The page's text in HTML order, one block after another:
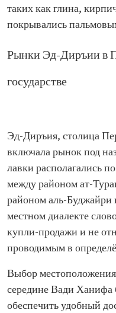
таких как глина,
покрывались
Рынки Эд-Диръии в
государстве
Эд-Диръия, столица
включала рынок под
лавки располагались
между районом ат-
районом аль-Буджайри
местном диалекте
купли-продажи и не
проводимым в
Выбор
середине Вади Ханифа
обеспечить удобный